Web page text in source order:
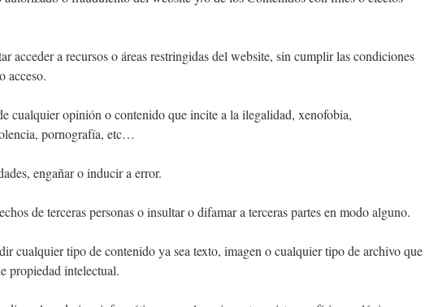
acceder a recursos o áreas restringidas del website, sin cumplir las condiciones
acceso.
cualquier opinión o contenido que incite a la ilegalidad, xenofobia,
pornografía, etc…
engañar o inducir a error.
de terceras personas o insultar o difamar a terceras partes en modo alguno.
cualquier tipo de contenido ya sea texto, imagen o cualquier tipo de archivo que
propiedad intelectual.